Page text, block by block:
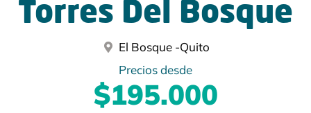
Torres Del Bosque
El Bosque -Quito
Precios desde
$195.000